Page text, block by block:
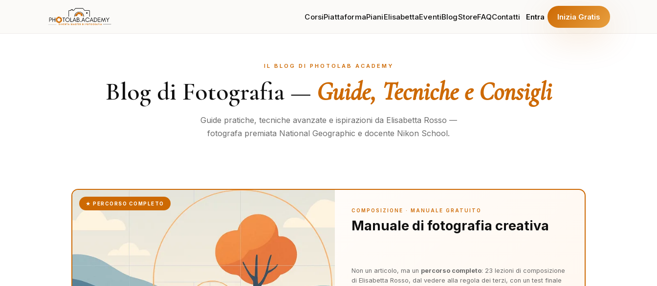
CorsiPiattaformaPianiElisabettaEventiBlogStoreFAQContatti Entra Inizia Gratis
IL BLOG DI PHOTOLAB ACADEMY
Blog di Fotografia — Guide, Tecniche e Consigli
Guide pratiche, tecniche avanzate e ispirazioni da Elisabetta Rosso —
fotografa premiata National Geographic e docente Nikon School.
Articoli
recenti
★ PERCORSO COMPLETO
COMPOSIZIONE · MANUALE GRATUITO
Manuale di fotografia creativa
Non un articolo, ma un percorso completo: 23 lezioni di composizione
di Elisabetta Rosso, dal vedere alla regola dei terzi, con un test finale